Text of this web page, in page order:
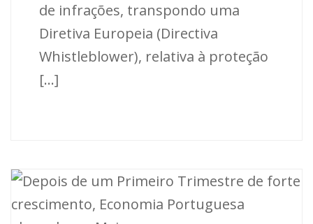
de infrações, transpondo uma
Diretiva Europeia (Directiva
Whistleblower), relativa à proteção
[...]